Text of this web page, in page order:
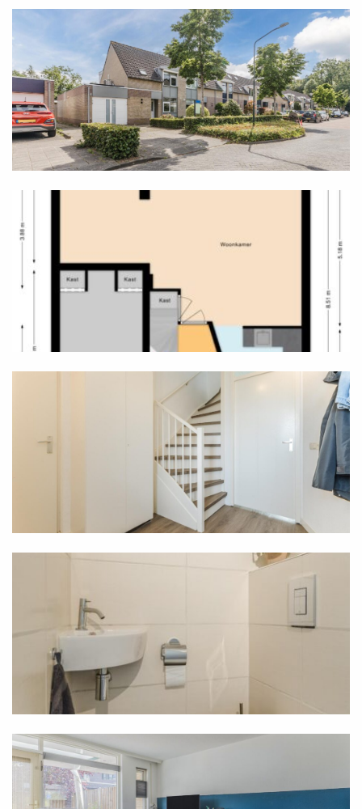
opslagruimte via een vlizotrap in het plafond boven
de overloop van de eerste verdieping.
Tuin
In de woonkamer is er een naar buiten openslaande
deur die toegang biedt tot de achtertuin. In deze op
het zuiden gerichte tuin zijn er meerdere plekjes
waar je een gezellig terras kunt inrichten. Bij uitstek
inbouwspots en een dakraam. Maar waar in deze
verder overwegend groene tuin je ook zit, veel
privacy heb je sowieso, want er zijn geen
achterburen. Achterin de tuin beschik je ook nog
over een vrijstaande berging en een achterom.
Tenslotte is de voortuin eveneens keurig aangelegd,
-Heerlijke, uitstekend onderhouden hoekwoning in
rustige, verkeersluwe buurt in het noorden van
Veghel (Noord-Brabant).
-Fraaie, uitgebouwde woonkamer met sfeervol
-Half open keuken met volop moderne
inbouwapparatuur.
-Luxe badkamer met drempelvrije inloopdouche.
-Twee vaste airco-units.
-Veel extra opslagruimte op vliering.
-Grote, inpandig bereikbare garage.
-Zonnige achtertuin (op het zuiden) met berging,
achterom en prachtige overkapping.
-Keurig aangelegde voortuin.
-Bouwjaar: 1995
-Energielabel: A
-Volledige eigendom